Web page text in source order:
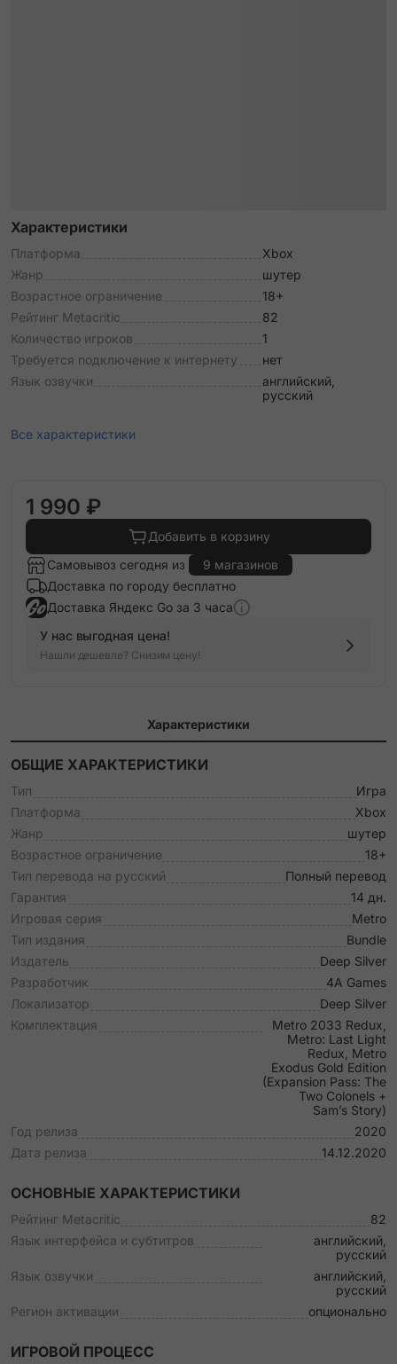
Характеристики
Платформа
Xbox
Жанр
шутер
Возрастное ограничение
18+
Рейтинг Metacritic
82
Количество игроков
1
Требуется подключение к интернету
нет
Язык озвучки
английский,
русский
Все характеристики
1 990 ₽
Добавить в корзину
Самовывоз сегодня из
9 магазинов
Доставка по городу бесплатно
Доставка Яндекс Go за 3 часа
У нас выгодная цена!
Нашли дешевле? Снизим цену!
Характеристики
ОБЩИЕ ХАРАКТЕРИСТИКИ
Тип
Игра
Платформа
Xbox
Жанр
шутер
Возрастное ограничение
18+
Тип перевода на русский
Полный перевод
Гарантия
14 дн.
Игровая серия
Metro
Тип издания
Bundle
Издатель
Deep Silver
Разработчик
4A Games
Локализатор
Deep Silver
Комплектация
Metro 2033 Redux,
Metro: Last Light
Redux, Metro
Exodus Gold Edition
(Expansion Pass: The
Two Colonels +
Sam’s Story)
Год релиза
2020
Дата релиза
14.12.2020
ОСНОВНЫЕ ХАРАКТЕРИСТИКИ
Рейтинг Metacritic
82
Язык интерфейса и субтитров
английский,
русский
Язык озвучки
английский,
русский
Регион активации
опционально
ИГРОВОЙ ПРОЦЕСС